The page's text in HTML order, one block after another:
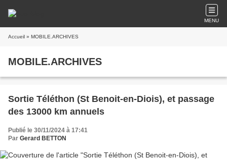
MENU
Accueil » MOBILE.ARCHIVES
MOBILE.ARCHIVES
Sortie Téléthon (St Benoit-en-Diois), et passage
des 13000 km annuels
Publié le 30/11/2024 à 17:41
Par Gerard BETTON